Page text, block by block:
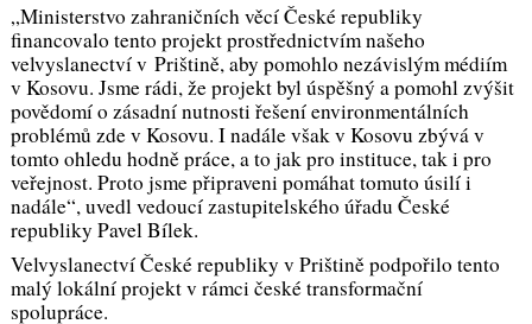
„Ministerstvo zahraničních věcí České republiky
financovalo tento projekt prostřednictvím našeho
velvyslanectví v Prištině, aby pomohlo nezávislým médiím
v Kosovu. Jsme rádi, že projekt byl úspěšný a pomohl zvýšit
povědomí o zásadní nutnosti řešení environmentálních
problémů zde v Kosovu. I nadále však v Kosovu zbývá v
tomto ohledu hodně práce, a to jak pro instituce, tak i pro
veřejnost. Proto jsme připraveni pomáhat tomuto úsilí i
nadále“, uvedl vedoucí zastupitelského úřadu České
republiky Pavel Bílek.
Velvyslanectví České republiky v Prištině podpořilo tento
malý lokální projekt v rámci české transformační
spolupráce.